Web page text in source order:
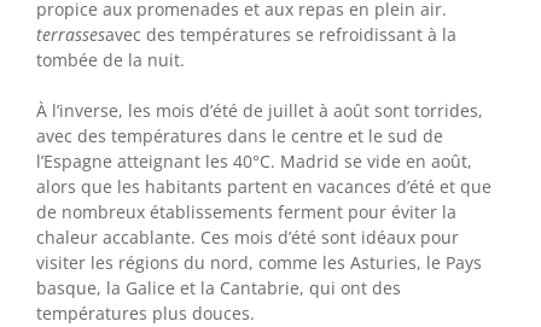
propice aux promenades et aux repas en plein air.
terrassesavec des températures se refroidissant à la
tombée de la nuit.
À l’inverse, les mois d’été de juillet à août sont torrides,
avec des températures dans le centre et le sud de
l’Espagne atteignant les 40°C. Madrid se vide en août,
alors que les habitants partent en vacances d’été et que
de nombreux établissements ferment pour éviter la
chaleur accablante. Ces mois d’été sont idéaux pour
visiter les régions du nord, comme les Asturies, le Pays
basque, la Galice et la Cantabrie, qui ont des
températures plus douces.